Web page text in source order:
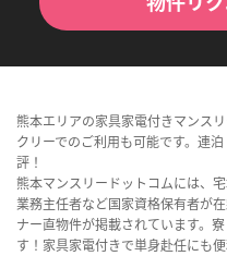
熊本エリアの家具家電付きマンス
クリーでのご利用も可能です。連
評！
熊本マンスリードットコムには、
業務主任者など国家資格保有者が
ナー直物件が掲載されています。
す！家具家電付きで単身赴任にも便